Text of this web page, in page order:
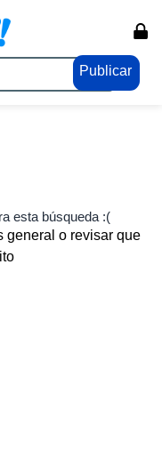
Publicar
esta búsqueda :(
general o revisar que